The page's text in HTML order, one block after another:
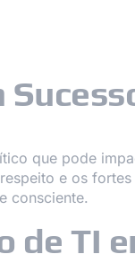
que pode
e os
consciente.
de TI